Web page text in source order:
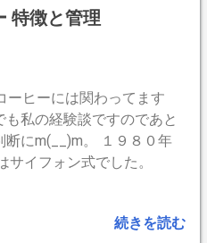
のドリッパーに合わせる
。 Goodpoint 穴の位置で
間暇かかる 2017年 8月30
ターのサイズが少し変わっ
変わりました。穴あきボー
板になり 高さもやや高め
ト出張販売用のマシンだ
ている自分。(T_T) 他の
為だけに蒸気を使い過ぎた
を頻繁に使うというような
外での偏った使い方が消
ミルクスチーミング、エス
特徴と管理
ーヒーには関わってます
も私の経験談ですのであと
断にm(__)m。 １９８０年
サイフォン式でした。
続きを読む